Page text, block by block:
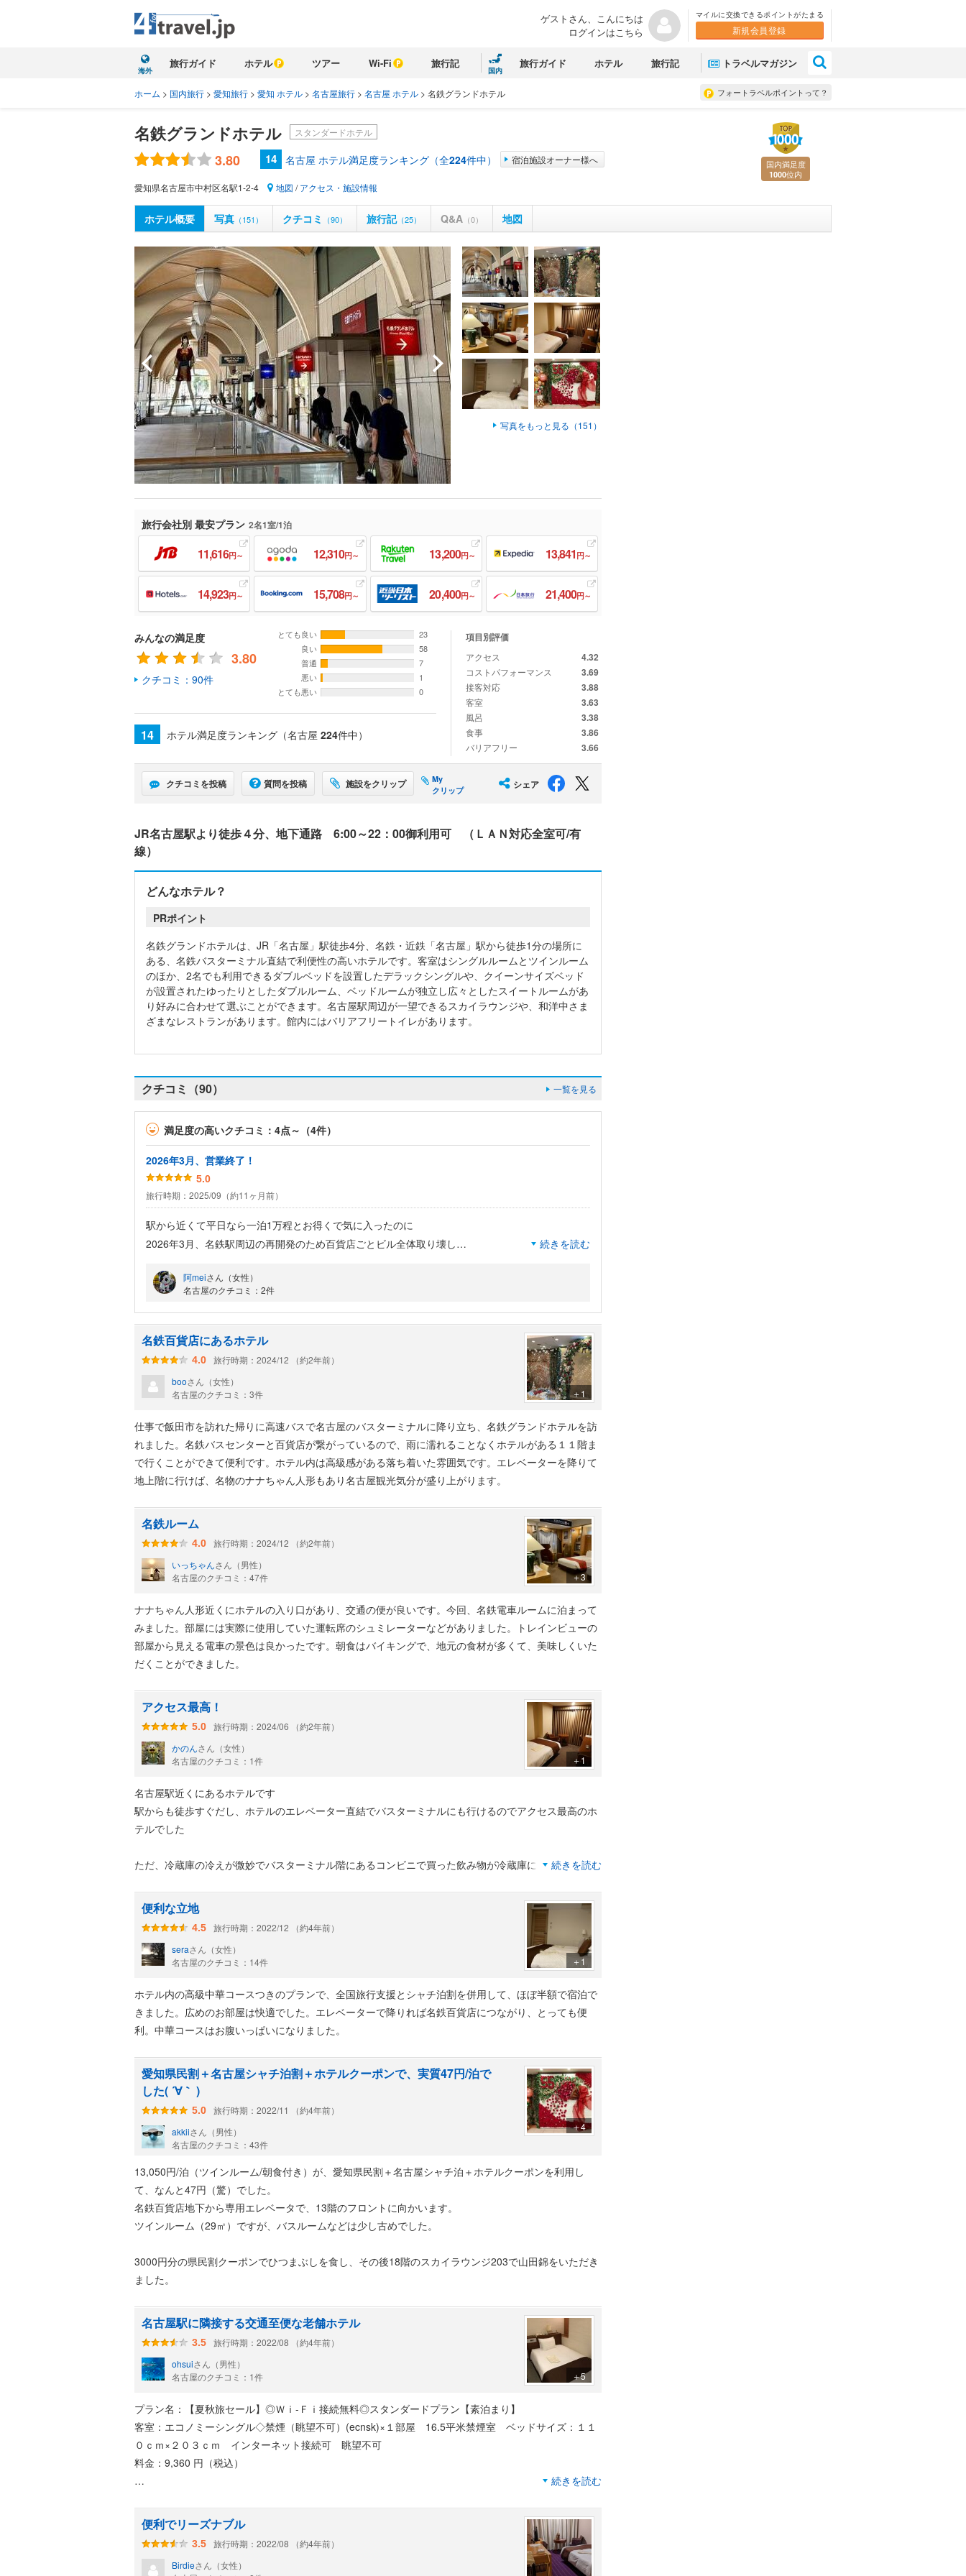
ゲストさん、こんにちは
ログインはこちら
マイルに交換できるポイントがたまる
新規会員登録
海外
旅行ガイド ホテル ツアー Wi-Fi 旅行記
国内
旅行ガイド ホテル 旅行記 トラベルマガジン
フォートラベルポイントって？
ホーム > 国内旅行 > 愛知旅行 > 愛知 ホテル > 名古屋旅行 > 名古屋 ホテル > 名鉄グランドホテル
名鉄グランドホテル スタンダードホテル
3.80 14 名古屋 ホテル満足度ランキング（全224件中） 宿泊施設オーナー様へ
愛知県名古屋市中村区名駅1-2-4 地図 /アクセス・施設情報
国内満足度
1000位内
ホテル概要 写真 （151） クチコミ （90） 旅行記（25） Q&A （0） 地図
写真をもっと見る（151）
旅行会社別 最安プラン 2名1室/1泊
11,616円～ 12,310円～ 13,200円～ 13,841 円～
14,923円～ 15,708円～ 20,400円～ 21,400円～
みんなの満足度
3.80
クチコミ：90件
とても良い
23
良い
58
普通
7
悪い
1
とても悪い
0
14 ホテル満足度ランキング（名古屋 224件中）
項目別評価
アクセス 4.32
コストパフォーマンス 3.69
接客対応 3.88
客室 3.63
風呂 3.38
食事 3.86
バリアフリー 3.66
クチコミを投稿 質問を投稿 施設をクリップ
My
クリップ
シェア
JR名古屋駅より徒歩４分、地下通路 6:00～22：00御利用可 （ＬＡＮ対応全室可/有
線）
どんなホテル？
PRポイント
名鉄グランドホテルは、JR「名古屋」駅徒歩4分、名鉄・近鉄「名古屋」駅から徒歩1分の場所に
ある、名鉄バスターミナル直結で利便性の高いホテルです。客室はシングルルームとツインルーム
のほか、2名でも利用できるダブルベッドを設置したデラックシングルや、クイーンサイズベッド
が設置されたゆったりとしたダブルルーム、ベッドルームが独立し広々としたスイートルームがあ
り好みに合わせて選ぶことができます。名古屋駅周辺が一望できるスカイラウンジや、和洋中さま
ざまなレストランがあります。館内にはバリアフリートイレがあります。
クチコミ（90） 一覧を見る
満足度の高いクチコミ：4点～（4件）
2026年3月、営業終了！
5.0
旅行時期：2025/09（約11ヶ月前）
駅から近くて平日なら一泊1万程とお得くで気に入ったのに
2026年3月、名鉄駅周辺の再開発のため百貨店ごとビル全体取り壊し
名古屋駅新幹線改札出て桜通口方面へ
名鉄百貨店の入り口並びにホテルへのエレベーターあり。
レセプションデスクは11階、快速エレベーター有り。
地上を歩いて行きましたが、多分、駅地下、名駅、
名鉄百貨店の地下でも繋がってると思います。
続きを読む
阿meiさん（女性）
名古屋のクチコミ：2件
名鉄百貨店にあるホテル
4.0
旅行時期：2024/12 （約2年前）
booさん（女性）
名古屋のクチコミ：3件
＋1
仕事で飯田市を訪れた帰りに高速バスで名古屋のバスターミナルに降り立ち、名鉄グランドホテルを訪
れました。名鉄バスセンターと百貨店が繋がっているので、雨に濡れることなくホテルがある１１階ま
で行くことができて便利です。ホテル内は高級感がある落ち着いた雰囲気です。エレベーターを降りて
地上階に行けば、名物のナナちゃん人形もあり名古屋観光気分が盛り上がります。
名鉄ルーム
4.0
旅行時期：2024/12 （約2年前）
いっちゃんさん（男性）
名古屋のクチコミ：47件
＋3
ナナちゃん人形近くにホテルの入り口があり、交通の便が良いです。今回、名鉄電車ルームに泊まって
みました。部屋には実際に使用していた運転席のシュミレーターなどがありました。トレインビューの
部屋から見える電車の景色は良かったです。朝食はバイキングで、地元の食材が多くて、美味しくいた
だくことができました。
アクセス最高！
5.0
旅行時期：2024/06 （約2年前）
かのんさん（女性）
名古屋のクチコミ：1件
＋1
名古屋駅近くにあるホテルです
駅からも徒歩すぐだし、ホテルのエレベーター直結でバスターミナルにも行けるのでアクセス最高のホ
テルでした
ただ、冷蔵庫の冷えが微妙でバスターミナル階にあるコンビニで買った飲み物が冷蔵庫に入れておいた
たいで冷蔵庫に入れておくようにと保冷アイスノンを持ってきてくださいました。それでも買った時の
ような冷えは取り戻せませんでしたが少しは冷えたかな…？そろそろ冷蔵庫は買い替えどきなのかもで
すね（笑）
スタッフの方の対応はとても丁寧で、朝食も名古屋めしがたくさんあるので大満足です
でも朝食のときに一回とエレベーター一緒になった時の2回ほどスタッフのかたに英語で話しかけられ
ました…私そんなに日本人っぽくない…？中国人顔…？（笑）
続きを読む
便利な立地
4.5
旅行時期：2022/12 （約4年前）
seraさん（女性）
名古屋のクチコミ：14件
＋1
ホテル内の高級中華コースつきのプランで、全国旅行支援とシャチ泊割を併用して、ほぼ半額で宿泊で
きました。広めのお部屋は快適でした。エレベーターで降りれば名鉄百貨店につながり、とっても便
利。中華コースはお腹いっぱいになりました。
愛知県民割＋名古屋シャチ泊割＋ホテルクーポンで、実質47円/泊で
した( ´∀｀ )
5.0
旅行時期：2022/11 （約4年前）
akkiiさん（男性）
名古屋のクチコミ：43件
＋4
13,050円/泊（ツインルーム/朝食付き）が、愛知県民割＋名古屋シャチ泊＋ホテルクーポンを利用し
て、なんと47円（驚）でした。
名鉄百貨店地下から専用エレベータで、13階のフロントに向かいます。
ツインルーム（29㎡）ですが、バスルームなどは少し古めでした。
3000円分の県民割クーポンでひつまぶしを食し、その後18階のスカイラウンジ203で山田錦をいただき
ました。
名古屋駅に隣接する交通至便な老舗ホテル
3.5
旅行時期：2022/08 （約4年前）
ohsuiさん（男性）
名古屋のクチコミ：1件
＋5
プラン名：【夏秋旅セール】◎Ｗｉ-Ｆｉ接続無料◎スタンダードプラン【素泊まり】
客室：エコノミーシングル◇禁煙（眺望不可）(ecnsk)×１部屋 16.5平米禁煙室 ベッドサイズ：１１
０ｃｍ×２０３ｃｍ インターネット接続可 眺望不可
料金：9,360 円（税込）
ホテルは、名鉄バスセンター/名鉄百貨店メンズ館の入ったビルの上層階にあり、１階から１１階のフロ
ントフロアまで直通エレベータで上がることになります。
続きを読む
便利でリーズナブル
3.5
旅行時期：2022/08 （約4年前）
Birdieさん（女性）